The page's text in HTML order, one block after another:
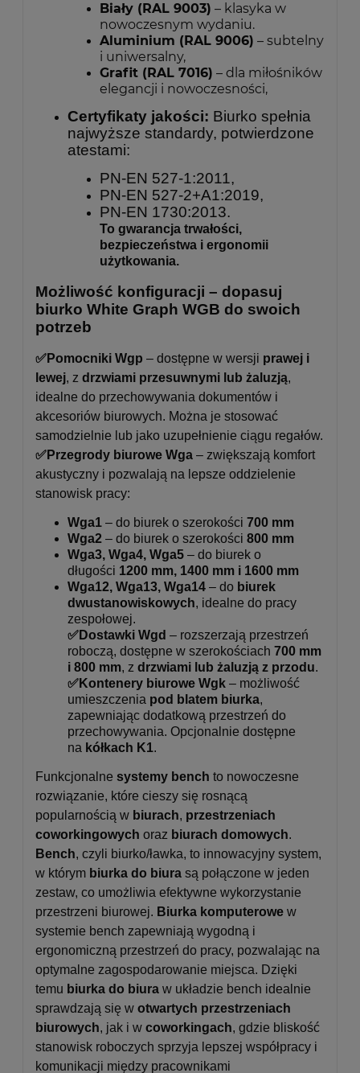
Biały (RAL 9003) – klasyka w
nowoczesnym wydaniu.
Aluminium (RAL 9006) – subtelny
i uniwersalny,
Grafit (RAL 7016) – dla miłośników
elegancji i nowoczesności,
Certyfikaty jakości: Biurko spełnia
najwyższe standardy, potwierdzone
atestami:
PN-EN 527-1:2011,
PN-EN 527-2+A1:2019,
PN-EN 1730:2013.
To gwarancja trwałości,
bezpieczeństwa i ergonomii
użytkowania.
Możliwość konfiguracji – dopasuj
biurko White Graph WGB do swoich
potrzeb
✅Pomocniki Wgp – dostępne w wersji prawej i
lewej, z drzwiami przesuwnymi lub żaluzją,
idealne do przechowywania dokumentów i
akcesoriów biurowych. Można je stosować
samodzielnie lub jako uzupełnienie ciągu regałów.
✅Przegrody biurowe Wga – zwiększają komfort
akustyczny i pozwalają na lepsze oddzielenie
stanowisk pracy:
Wga1 – do biurek o szerokości 700 mm
Wga2 – do biurek o szerokości 800 mm
Wga3, Wga4, Wga5 – do biurek o
długości 1200 mm, 1400 mm i 1600 mm
Wga12, Wga13, Wga14 – do biurek
dwustanowiskowych, idealne do pracy
zespołowej.
✅Dostawki Wgd – rozszerzają przestrzeń
roboczą, dostępne w szerokościach 700 mm
i 800 mm, z drzwiami lub żaluzją z przodu.
✅Kontenery biurowe Wgk – możliwość
umieszczenia pod blatem biurka,
zapewniając dodatkową przestrzeń do
przechowywania. Opcjonalnie dostępne
na kółkach K1.
Funkcjonalne systemy bench to nowoczesne
rozwiązanie, które cieszy się rosnącą
popularnością w biurach, przestrzeniach
coworkingowych oraz biurach domowych.
Bench, czyli biurko/ławka, to innowacyjny system,
w którym biurka do biura są połączone w jeden
zestaw, co umożliwia efektywne wykorzystanie
przestrzeni biurowej. Biurka komputerowe w
systemie bench zapewniają wygodną i
ergonomiczną przestrzeń do pracy, pozwalając na
optymalne zagospodarowanie miejsca. Dzięki
temu biurka do biura w układzie bench idealnie
sprawdzają się w otwartych przestrzeniach
biurowych, jak i w coworkingach, gdzie bliskość
stanowisk roboczych sprzyja lepszej współpracy i
komunikacji między pracownikami